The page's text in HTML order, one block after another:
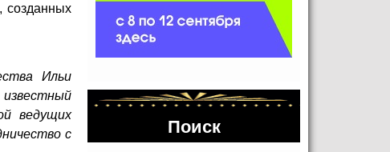
созданных
Ильи
известный
ведущих
с
Поиск